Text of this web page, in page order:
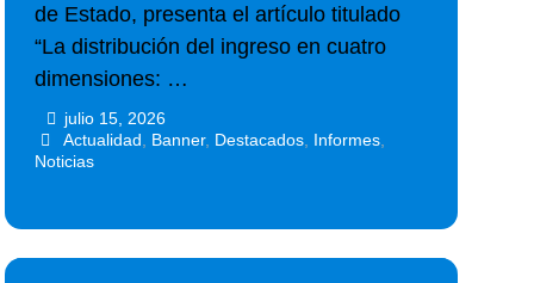
de Estado, presenta el artículo titulado
“La distribución del ingreso en cuatro
dimensiones: …
julio 15, 2026
Actualidad Banner, Destacados, Informes,
Noticias